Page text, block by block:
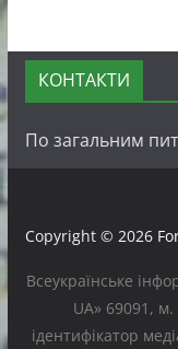
КОНТАКТИ
По загальним
Copyright © 2026
Всеукраїнське
UA» 69091,
ідентифікатор